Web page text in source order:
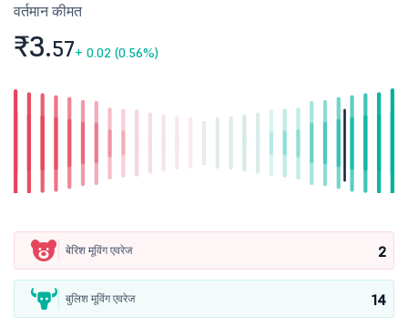
वर्तमान कीमत
₹3.57+ 0.02 (0.56%)
बेरिश मूविंग एवरेज 2
बुलिश मूविंग एवरेज 14